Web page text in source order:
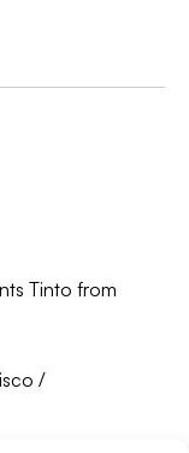
Tinto from
/